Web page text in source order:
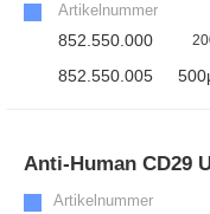
Artikelnummer
852.550.000
852.550.005
Anti-Human CD29
Artikelnummer